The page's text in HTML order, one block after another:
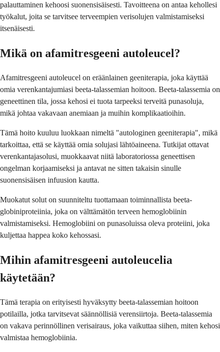
palauttaminen kehoosi suonensisäisesti. Tavoitteena on antaa kehollesi
työkalut, joita se tarvitsee terveempien verisolujen valmistamiseksi
itsenäisesti.
Mikä on afamitresgeeni autoleucel?
Afamitresgeeni autoleucel on eräänlainen geeniterapia, joka käyttää
omia verenkantajumiasi beeta-talassemian hoitoon. Beeta-talassemia on
geneettinen tila, jossa kehosi ei tuota tarpeeksi terveitä punasoluja,
mikä johtaa vakavaan anemiaan ja muihin komplikaatioihin.
Tämä hoito kuuluu luokkaan nimeltä "autologinen geeniterapia", mikä
tarkoittaa, että se käyttää omia solujasi lähtöaineena. Tutkijat ottavat
verenkantajasolusi, muokkaavat niitä laboratoriossa geneettisen
ongelman korjaamiseksi ja antavat ne sitten takaisin sinulle
suonensisäisen infuusion kautta.
Muokatut solut on suunniteltu tuottamaan toiminnallista beeta-
globiniproteiinia, joka on välttämätön terveen hemoglobiinin
valmistamiseksi. Hemoglobiini on punasoluissa oleva proteiini, joka
kuljettaa happea koko kehossasi.
Mihin afamitresgeeni autoleucelia
käytetään?
Tämä terapia on erityisesti hyväksytty beeta-talassemian hoitoon
potilailla, jotka tarvitsevat säännöllisiä verensiirtoja. Beeta-talassemia
on vakava perinnöllinen verisairaus, joka vaikuttaa siihen, miten kehosi
valmistaa hemoglobiinia.